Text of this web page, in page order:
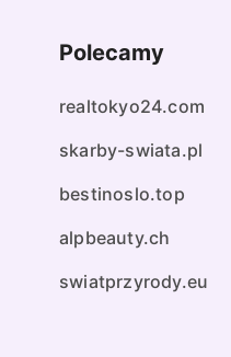
Polecamy
realtokyo24.com
skarby-swiata.pl
bestinoslo.top
alpbeauty.ch
swiatprzyrody.eu